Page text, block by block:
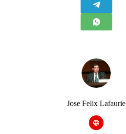
Jose Felix Lafaurie